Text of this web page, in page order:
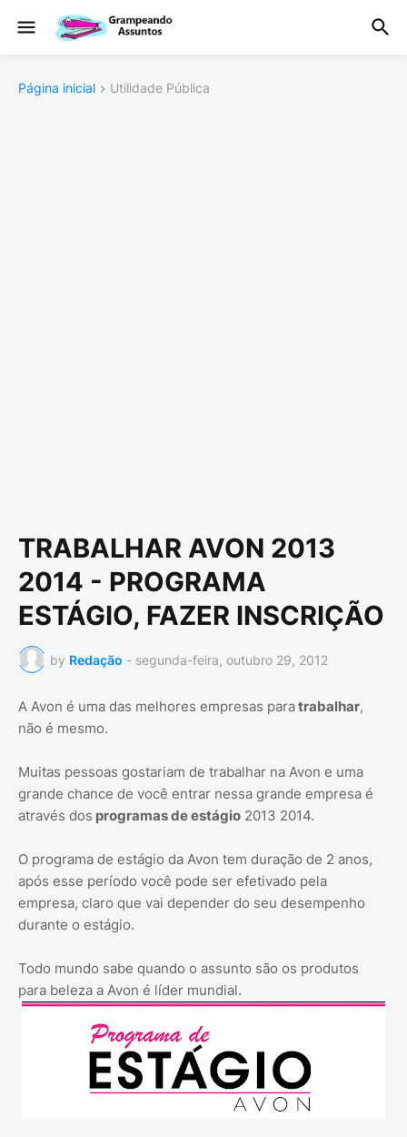
Página inicial Utilidade Pública
TRABALHAR AVON 2013
2014 - PROGRAMA
ESTÁGIO, FAZER INSCRIÇÃO
by Redação - segunda-feira, outubro 29, 2012
A Avon é uma das melhores empresas paratrabalhar,
não é mesmo.
Muitas pessoas gostariam de trabalhar na Avon e uma
grande chance de você entrar nessa grande empresa é
através dos programas de estágio 2013 2014.
O programa de estágio da Avon tem duração de 2 anos,
após esse período você pode ser efetivado pela
empresa, claro que vai depender do seu desempenho
durante o estágio.
Todo mundo sabe quando o assunto são os produtos
para beleza a Avon é líder mundial.